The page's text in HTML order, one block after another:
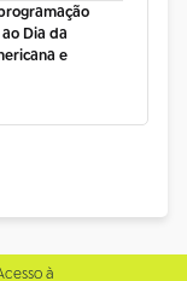
Dia da
e
à